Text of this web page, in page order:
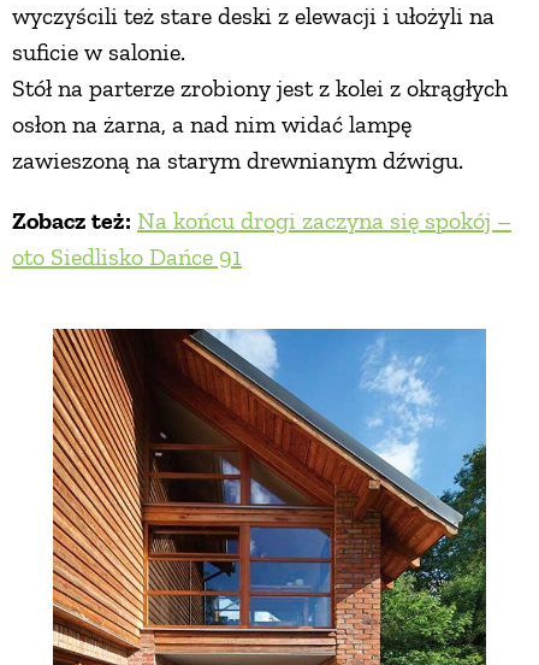
wyczyścili też stare deski z elewacji i ułożyli na
suficie w salonie.
Stół na parterze zrobiony jest z kolei z okrągłych
osłon na żarna, a nad nim widać lampę
zawieszoną na starym drewnianym dźwigu.
Zobacz też: Na końcu drogi zaczyna się spokój –
oto Siedlisko Dańce 91